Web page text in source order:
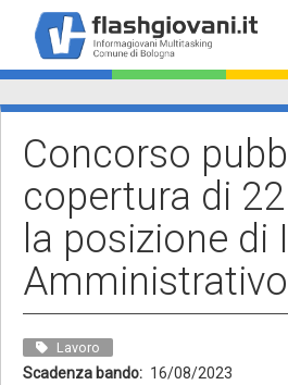
contenuto
principale
Concorso
copertura di
la posizione di
Amministrativo
Lavoro
Scadenza bando 16/08/2023